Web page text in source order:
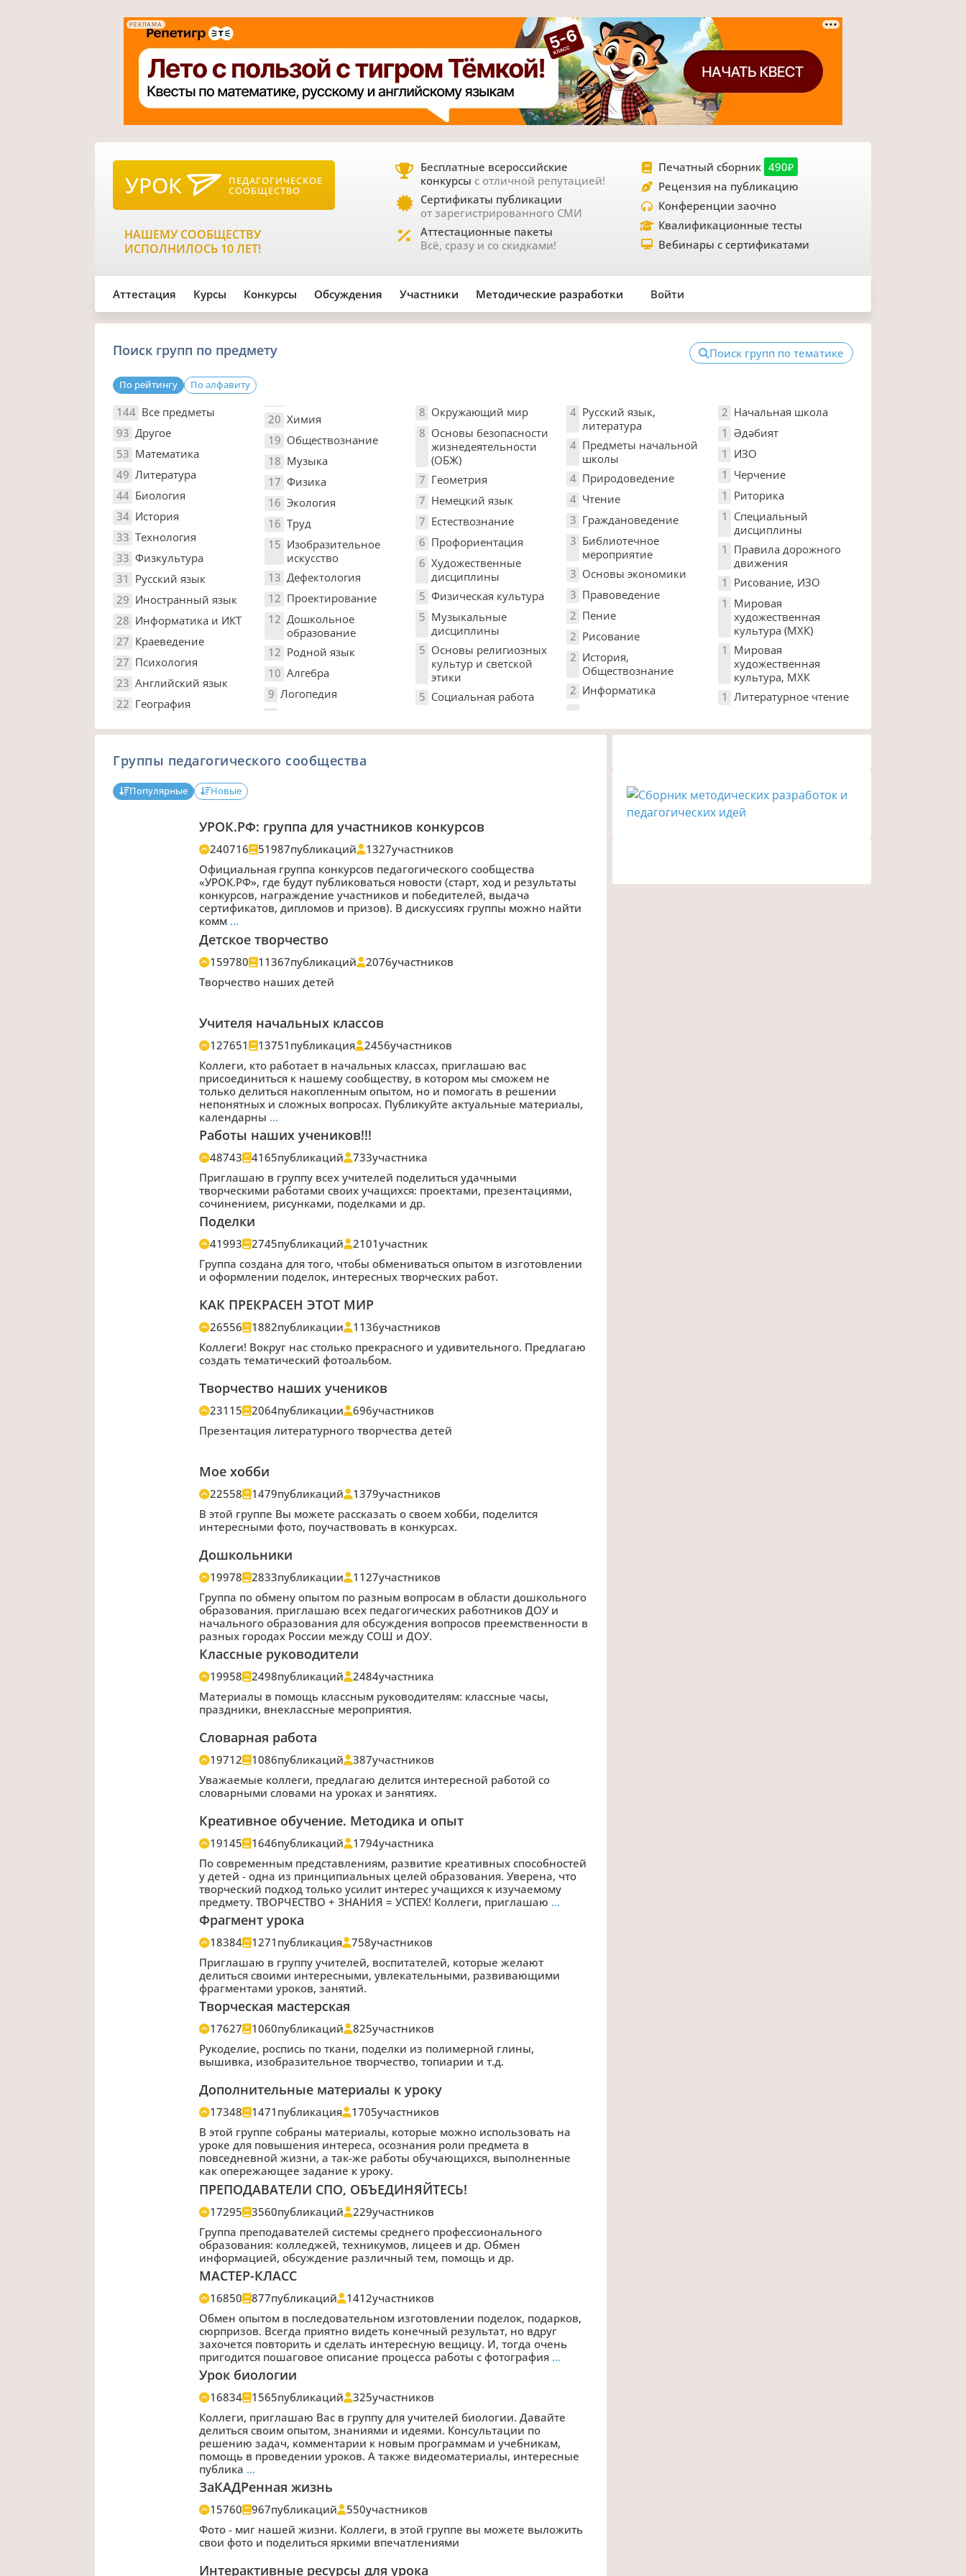
РЕКЛАМА
УРОК ПЕДАГОГИЧЕСКОЕ
СООБЩЕСТВО
НАШЕМУ СООБЩЕСТВУ
ИСПОЛНИЛОСЬ 10 ЛЕТ!
Бесплатные всероссийские
конкурсы с отличной репутацией!
Сертификаты публикации
от зарегистрированного СМИ
Аттестационные пакеты
Всё, сразу и со скидками!
Печатный сборник 490₽
Рецензия на публикацию
Конференции заочно
Квалификационные тесты
Вебинары с сертификатами
Аттестация Курсы Конкурсы Обсуждения Участники Методические разработки Войти
Поиск групп по предмету Поиск групп по тематике
По рейтингу По алфавиту
144 Все предметы
93 Другое
53 Математика
49 Литература
44 Биология
34 История
33 Технология
33 Физкультура
31 Русский язык
29 Иностранный язык
28 Информатика и ИКТ
27 Краеведение
27 Психология
23 Английский язык
22 География
20 Химия
19 Обществознание
18 Музыка
17 Физика
16 Экология
16 Труд
15 Изобразительное
искусство
13 Дефектология
12 Проектирование
12 Дошкольное
образование
12 Родной язык
10 Алгебра
9 Логопедия
8 Окружающий мир
8 Основы безопасности
жизнедеятельности
(ОБЖ)
7 Геометрия
7 Немецкий язык
7 Естествознание
6 Профориентация
6 Художественные
дисциплины
5 Физическая культура
5 Музыкальные
дисциплины
5 Основы религиозных
культур и светской
этики
5 Социальная работа
4 Русский язык,
литература
4 Предметы начальной
школы
4 Природоведение
4 Чтение
3 Граждановедение
3 Библиотечное
мероприятие
3 Основы экономики
3 Правоведение
2 Пение
2 Рисование
2 История,
Обществознание
2 Информатика
2 Начальная школа
1 Әдәбият
1 ИЗО
1 Черчение
1 Риторика
1 Специальный
дисциплины
1 Правила дорожного
движения
1 Рисование, ИЗО
1 Мировая
художественная
культура (МХК)
1 Мировая
художественная
культура, МХК
1 Литературное чтение
Группы педагогического сообщества
Популярные Новые
УРОК.РФ: группа для участников конкурсов
240716 51987публикаций 1327участников
Официальная группа конкурсов педагогического сообщества
«УРОК.РФ», где будут публиковаться новости (старт, ход и результаты
конкурсов, награждение участников и победителей, выдача
сертификатов, дипломов и призов). В дискуссиях группы можно найти
комм …
Детское творчество
159780 11367публикаций 2076участников
Творчество наших детей
Учителя начальных классов
127651 13751 публикация 2456участников
Коллеги, кто работает в начальных классах, приглашаю вас
присоединиться к нашему сообществу, в котором мы сможем не
только делиться накопленным опытом, но и помогать в решении
непонятных и сложных вопросах. Публикуйте актуальные материалы,
календарны …
Работы наших учеников!!!
48743 4165публикаций 733участника
Приглашаю в группу всех учителей поделиться удачными
творческими работами своих учащихся: проектами, презентациями,
сочинением, рисунками, поделками и др.
Поделки
41993 2745публикаций 2101участник
Группа создана для того, чтобы обмениваться опытом в изготовлении
и оформлении поделок, интересных творческих работ.
КАК ПРЕКРАСЕН ЭТОТ МИР
26556 1882публикации 1136участников
Коллеги! Вокруг нас столько прекрасного и удивительного. Предлагаю
создать тематический фотоальбом.
Творчество наших учеников
23115 2064публикации 696участников
Презентация литературного творчества детей
Мое хобби
22558 1479публикаций 1379участников
В этой группе Вы можете рассказать о своем хобби, поделится
интересными фото, поучаствовать в конкурсах.
Дошкольники
19978 2833публикации 1127участников
Группа по обмену опытом по разным вопросам в области дошкольного
образования. приглашаю всех педагогических работников ДОУ и
начального образования для обсуждения вопросов преемственности в
разных городах России между СОШ и ДОУ.
Классные руководители
19958 2498публикаций 2484участника
Материалы в помощь классным руководителям: классные часы,
праздники, внеклассные мероприятия.
Словарная работа
19712 1086публикаций 387участников
Уважаемые коллеги, предлагаю делится интересной работой со
словарными словами на уроках и занятиях.
Креативное обучение. Методика и опыт
19145 1646публикаций 1794участника
По современным представлениям, развитие креативных способностей
у детей - одна из принципиальных целей образования. Уверена, что
творческий подход только усилит интерес учащихся к изучаемому
предмету. ТВОРЧЕСТВО + ЗНАНИЯ = УСПЕХ! Коллеги, приглашаю …
Фрагмент урока
18384 1271 публикация 758участников
Приглашаю в группу учителей, воспитателей, которые желают
делиться своими интересными, увлекательными, развивающими
фрагментами уроков, занятий.
Творческая мастерская
17627 1060публикаций 825участников
Рукоделие, роспись по ткани, поделки из полимерной глины,
вышивка, изобразительное творчество, топиарии и т.д.
Дополнительные материалы к уроку
17348 1471 публикация 1705участников
В этой группе собраны материалы, которые можно использовать на
уроке для повышения интереса, осознания роли предмета в
повседневной жизни, а так-же работы обучающихся, выполненные
как опережающее задание к уроку.
ПРЕПОДАВАТЕЛИ СПО, ОБЪЕДИНЯЙТЕСЬ!
17295 3560публикаций 229участников
Группа преподавателей системы среднего профессионального
образования: колледжей, техникумов, лицеев и др. Обмен
информацией, обсуждение различный тем, помощь и др.
МАСТЕР-КЛАСС
16850 877публикаций 1412участников
Обмен опытом в последовательном изготовлении поделок, подарков,
сюрпризов. Всегда приятно видеть конечный результат, но вдруг
захочется повторить и сделать интересную вещицу. И, тогда очень
пригодится пошаговое описание процесса работы с фотография …
Урок биологии
16834 1565публикаций 325участников
Коллеги, приглашаю Вас в группу для учителей биологии. Давайте
делиться своим опытом, знаниями и идеями. Консультации по
решению задач, комментарии к новым программам и учебникам,
помощь в проведении уроков. А также видеоматериалы, интересные
публика …
ЗаКАДРенная жизнь
15760 967публикаций 550участников
Фото - миг нашей жизни. Коллеги, в этой группе вы можете выложить
свои фото и поделиться яркими впечатлениями
Интерактивные ресурсы для урока